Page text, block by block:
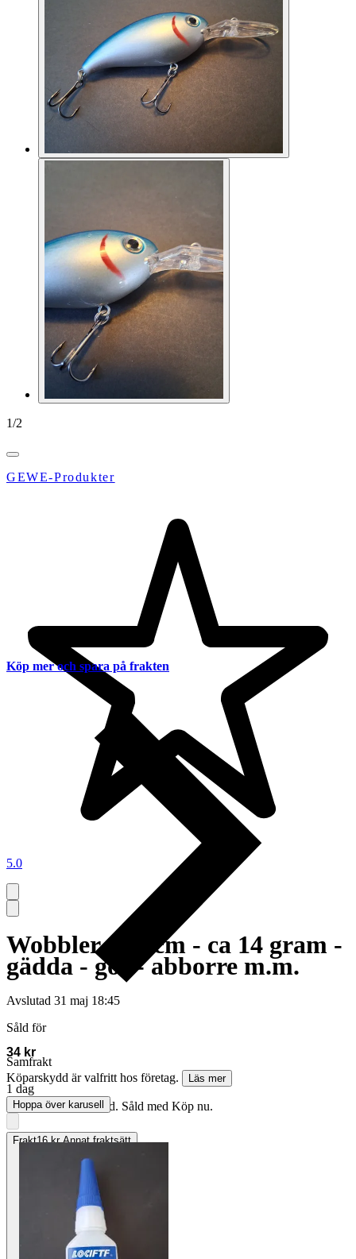
1/2
GEWE-Produkter
5.0
Wobbler - 10 cm - ca 14 gram -
gädda - gös - abborre m.m.
Avslutad 31 maj 18:45
Såld för
34 kr
Köparskydd är valfritt hos företag.
Läs mer
Annonsen är avslutad. Såld med Köp nu.
Frakt16 kr Annat fraktsätt
Köp mer och spara på frakten
Samfrakt
1 dag
Hoppa över karusell